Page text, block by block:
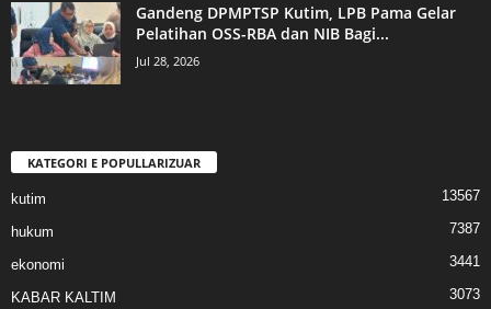
Gandeng DPMPTSP Kutim, LPB Pama Gelar
Pelatihan OSS-RBA dan NIB Bagi...
Jul 28, 2026
KATEGORI E POPULLARIZUAR
kutim 13567
hukum 7387
ekonomi 3441
KABAR KALTIM 3073